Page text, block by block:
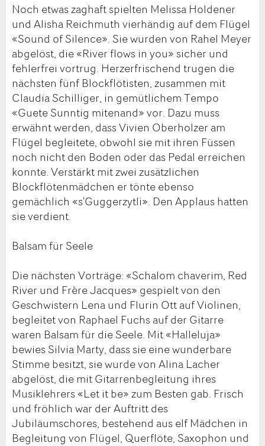
Noch etwas zaghaft spielten Melissa Holdener
und Alisha Reichmuth vierhändig auf dem Flügel
«Sound of Silence». Sie wurden von Rahel Meyer
abgelöst, die «River flows in you» sicher und
fehlerfrei vortrug. Herzerfrischend trugen die
nächsten fünf Blockflötisten, zusammen mit
Claudia Schilliger, in gemütlichem Tempo
«Guete Sunntig mitenand» vor. Dazu muss
erwähnt werden, dass Vivien Oberholzer am
Flügel begleitete, obwohl sie mit ihren Füssen
noch nicht den Boden oder das Pedal erreichen
konnte. Verstärkt mit zwei zusätzlichen
Blockflötenmädchen er tönte ebenso
gemächlich «s'Guggerzytli». Den Applaus hatten
sie verdient.
Balsam für Seele
Die nächsten Vorträge: «Schalom chaverim, Red
River und Frère Jacques» gespielt von den
Geschwistern Lena und Flurin Ott auf Violinen,
begleitet von Raphael Fuchs auf der Gitarre
waren Balsam für die Seele. Mit «Halleluja»
bewies Silvia Marty, dass sie eine wunderbare
Stimme besitzt, sie wurde von Alina Lacher
abgelöst, die mit Gitarrenbegleitung ihres
Musiklehrers «Let it be» zum Besten gab. Frisch
und fröhlich war der Auftritt des
Jubiläumschores, bestehend aus elf Mädchen in
Begleitung von Flügel, Querflöte, Saxophon und